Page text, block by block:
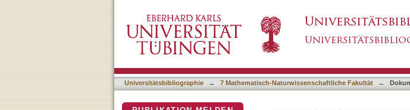
biosensors
Universitätsbibliographie → 7 Mathematisch-Naturwissenschaftliche Fakultät →